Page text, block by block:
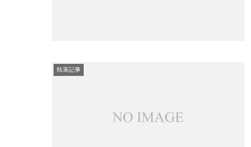
執筆記事